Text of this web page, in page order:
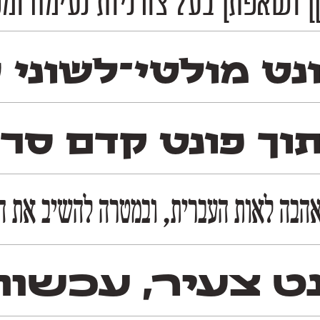
מולטי־לשוני
פונט קדם
לאות העברית, ובמטרה להשיב את
צעיר,